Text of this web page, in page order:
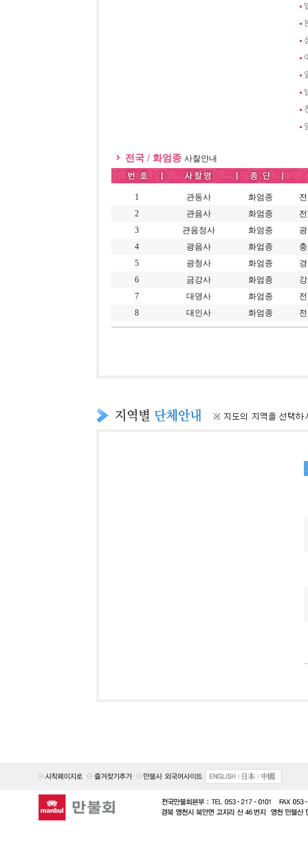
전국 / 화엄종 사찰안내
1 관동사 화엄종
2
관음사 화엄종
3
관음정사 화엄종
4
광음사 화엄종
5
광청사 화엄종
6
금강사 화엄종
7
대명사 화엄종
8
대인사 화엄종